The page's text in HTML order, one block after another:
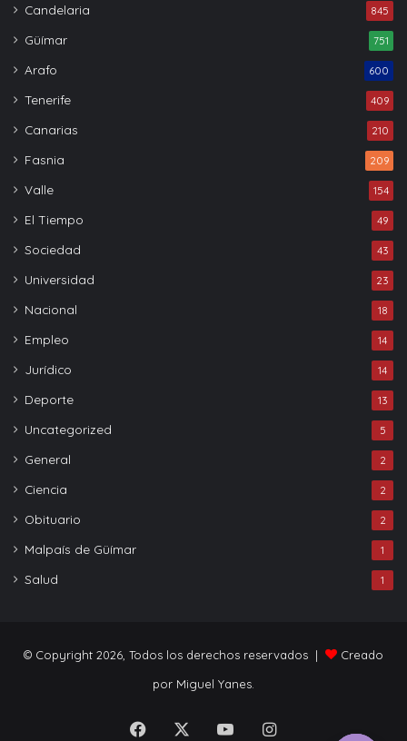
Candelaria 845
Güímar 751
Arafo 600
Tenerife 409
Canarias 210
Fasnia 209
Valle 154
El Tiempo 49
Sociedad 43
Universidad 23
Nacional 18
Empleo 14
Jurídico 14
Deporte 13
Uncategorized 5
General 2
Ciencia 2
Obituario 2
Malpaís de Güímar 1
Salud 1
© Copyright 2026, Todos los derechos reservados |
Creado
por Miguel Yanes.
Facebook YouTubeInstagram